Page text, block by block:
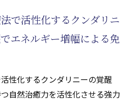
で活性化するクンダリニ
エネルギー増幅による免
性化するクンダリニーの覚醒
自然治癒力を活性化させる強力